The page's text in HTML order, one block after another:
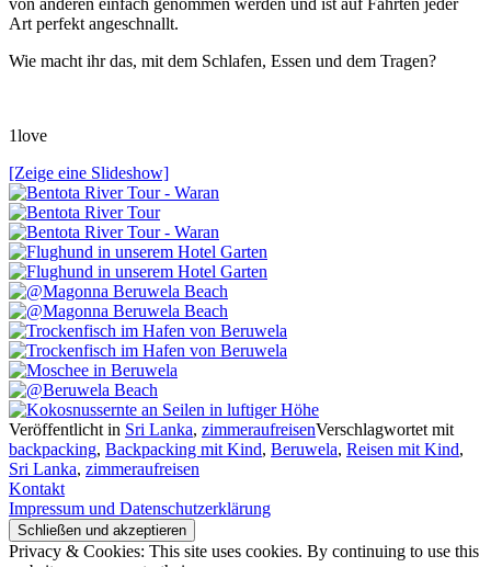
von anderen einfach genommen werden und ist auf Fahrten jeder
Art perfekt angeschnallt.
Wie macht ihr das, mit dem Schlafen, Essen und dem Tragen?
1love
[Zeige eine Slideshow]
Veröffentlicht in Sri Lanka, zimmeraufreisenVerschlagwortet mit
backpacking, Backpacking mit Kind, Beruwela, Reisen mit Kind,
Sri Lanka, zimmeraufreisen
Kontakt
Impressum und Datenschutzerklärung
Privacy & Cookies: This site uses cookies. By continuing to use this